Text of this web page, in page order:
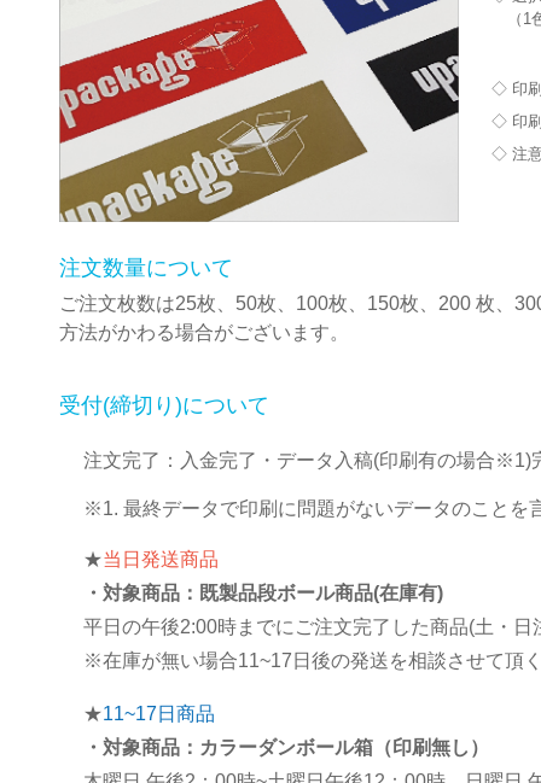
（1
◇ 印
◇ 印
◇ 注意
注文数量について
ご注文枚数は25枚、50枚、100枚、150枚、200 枚、
方法がかわる場合がございます。
受付(締切り)について
注文完了：入金完了・データ入稿(印刷有の場合※1)
※1. 最終データで印刷に問題がないデータのことを
★当日発送商品
・対象商品：既製品段ボール商品(在庫有)
平日の午後2:00時までにご注文完了した商品(土・
※在庫が無い場合11~17日後の発送を相談させて頂
★11~17日商品
・対象商品：カラーダンボール箱（印刷無し）